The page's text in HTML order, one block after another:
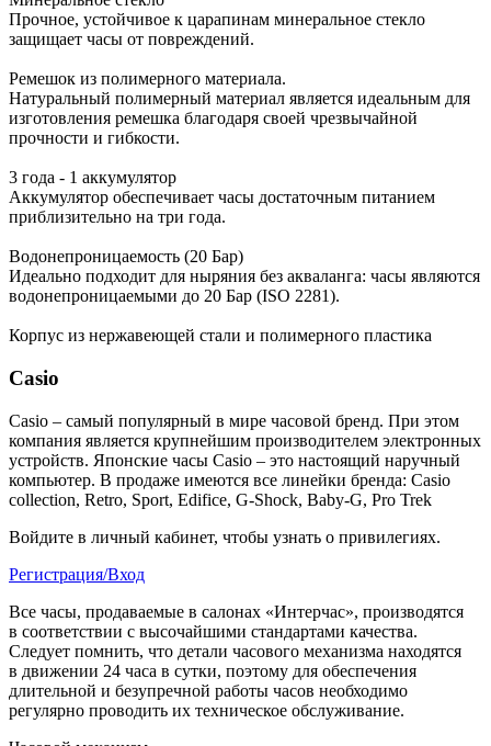
Прочное, устойчивое к царапинам минеральное стекло
защищает часы от повреждений.
Ремешок из полимерного материала.
Натуральный полимерный материал является идеальным для
изготовления ремешка благодаря своей чрезвычайной
прочности и гибкости.
3 года - 1 аккумулятор
Аккумулятор обеспечивает часы достаточным питанием
приблизительно на три года.
Водонепроницаемость (20 Бар)
Идеально подходит для ныряния без акваланга: часы являются
водонепроницаемыми до 20 Бар (ISO 2281).
Корпус из нержавеющей стали и полимерного пластика
Casio
Casio – самый популярный в мире часовой бренд. При этом
компания является крупнейшим производителем электронных
устройств. Японские часы Casio – это настоящий наручный
компьютер. В продаже имеются все линейки бренда: Casio
collection, Retro, Sport, Edifice, G-Shock, Baby-G, Pro Trek
Войдите в личный кабинет, чтобы узнать о привилегиях.
Регистрация/Вход
Все часы, продаваемые в салонах «Интерчас», производятся
в соответствии с высочайшими стандартами качества.
Следует помнить, что детали часового механизма находятся
в движении 24 часа в сутки, поэтому для обеспечения
длительной и безупречной работы часов необходимо
регулярно проводить их техническое обслуживание.